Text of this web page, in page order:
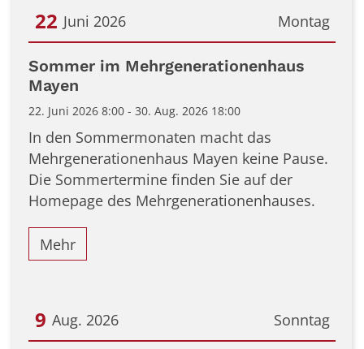
Montag
22 Juni 2026
Datum: 22. Juni 2026
Sommer im Mehrgenerationenhaus
Mayen
22. Juni 2026 8:00 - 30. Aug. 2026 18:00
In den Sommermonaten macht das
Mehrgenerationenhaus Mayen keine Pause.
Die Sommertermine finden Sie auf der
Homepage des Mehrgenerationenhauses.
Mehr
Sonntag
9 Aug. 2026